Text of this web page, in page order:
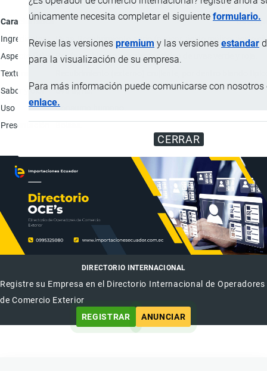
únicamente necesita completar el siguiente formulario.
Revise las versiones premium y las versiones estandar
para la visualización de su empresa.
Para más información puede comunicarse con nosotros
enlace.
CERRAR
Característica
Ingredientes
Uvas; Recubrimiento agrio (azúcar, ácido málico, ácido
Aspecto físico Por fuera blanco, por dentro típico de uvas verde y roja.
Textura
Sabor y olor
Uva agria.
Uso
Consumo humano.
Presentación
DIRECTORIO INTERNACIONAL
Registre su Empresa en el Directorio Internacional de Operadores
de Comercio Exterior
REGISTRAR
ANUNCIAR